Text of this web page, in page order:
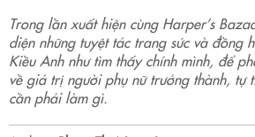
Trong lần xuất hiện cùng Harper’s
diện những tuyệt tác trang sức và đồng
Kiều Anh như tìm thấy chính mình, để
về giá trị người phụ nữ trưởng thành, tự
cần phải làm gì.